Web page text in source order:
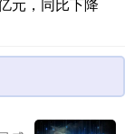
元，同比下降